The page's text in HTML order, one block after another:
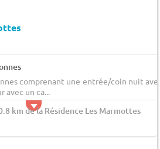
comprenant une entrée/coin nuit
avec un ca...
km de la Résidence Les Marmottes